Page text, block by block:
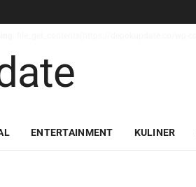
ENTERTAINMENT KULINER